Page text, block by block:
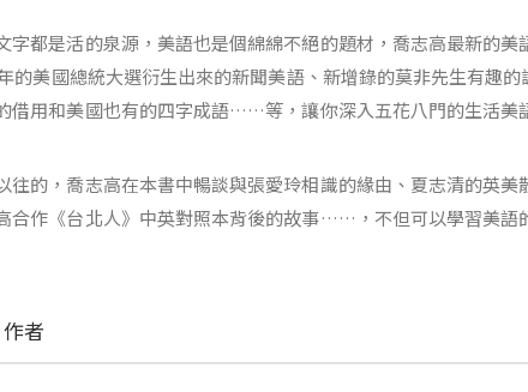
字都是活的泉源，美語也是個綿綿不絕的題材，喬志高最新的
的美國總統大選衍生出來的新聞美語、新增錄的莫非先生有趣
借用和美國也有的四字成語……等，讓你深入五花八門的生活美
往的，喬志高在本書中暢談與張愛玲相識的緣由、夏志清的英
合作《台北人》中英對照本背後的故事……，不但可以學習美語
作者